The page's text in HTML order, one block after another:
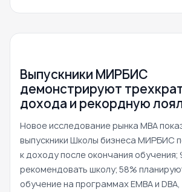
Выпускники МИРБИС
демонстрируют
дохода и рекордную
Новое исследование рынка MBA
выпускники Школы бизнеса МИРБИС
к доходу после окончания обучения;
рекомендовать школу; 58%
обучение на программах EMBA и